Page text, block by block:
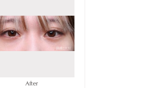
After